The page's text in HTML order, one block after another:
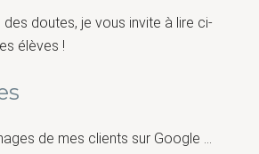
doutes, je vous invite à lire ci-
élèves !
de mes clients sur Google ...